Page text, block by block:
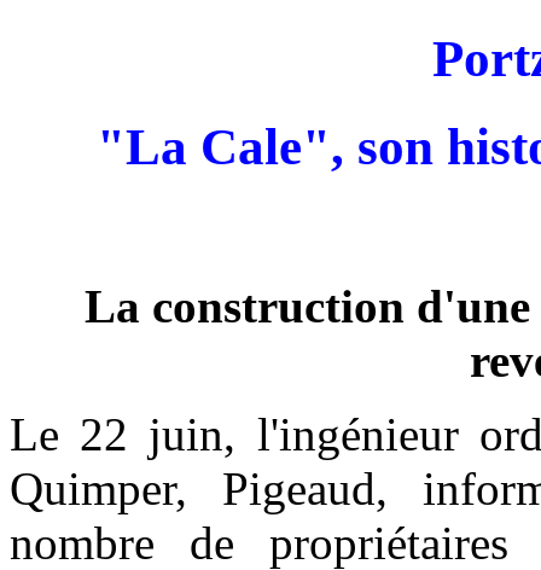
"La Cale", son
La construction d'une
Le 22 juin, l'ingénieur
Quimper, Pigeaud,
nombre de